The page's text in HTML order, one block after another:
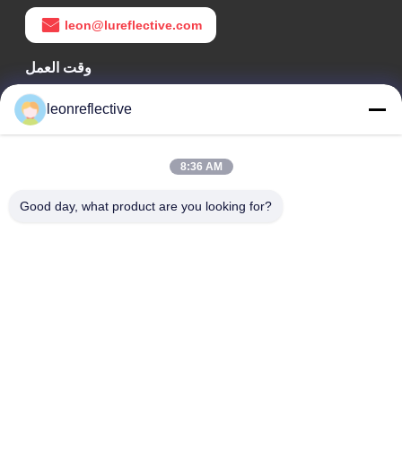
leon@lureflective.com
وقت العمل
9:00-18:00
عنواننا
التكنولوجيا العالية، هيفي، أنهوي، الصين
leonreflective
8:36 AM
Good day, what product are you looking for?